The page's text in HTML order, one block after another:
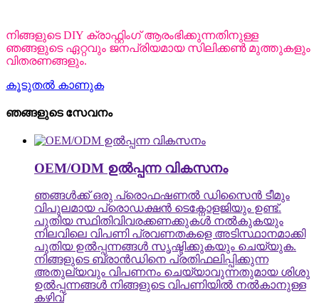
നിങ്ങളുടെ DIY ക്രാഫ്റ്റിംഗ് ആരംഭിക്കുന്നതിനുള്ള
ഞങ്ങളുടെ ഏറ്റവും ജനപ്രിയമായ സിലിക്കൺ മുത്തുകളും
വിതരണങ്ങളും.
കൂടുതൽ കാണുക
ഞങ്ങളുടെ സേവനം
OEM/ODM ഉൽപ്പന്ന വികസനം
ഞങ്ങൾക്ക് ഒരു പ്രൊഫഷണൽ ഡിസൈൻ ടീമും
വിപുലമായ പ്രൊഡക്ഷൻ ടെക്നോളജിയും ഉണ്ട്.
പുതിയ സ്ഥിതിവിവരക്കണക്കുകൾ നൽകുകയും
നിലവിലെ വിപണി പ്രവണതകളെ അടിസ്ഥാനമാക്കി
പുതിയ ഉൽപ്പന്നങ്ങൾ സൃഷ്ടിക്കുകയും ചെയ്യുക.
നിങ്ങളുടെ ബ്രാൻഡിനെ പ്രതിഫലിപ്പിക്കുന്ന
അതുല്യവും വിപണനം ചെയ്യാവുന്നതുമായ ശിശു
ഉൽപ്പന്നങ്ങൾ നിങ്ങളുടെ വിപണിയിൽ നൽകാനുള്ള
കഴിവ്